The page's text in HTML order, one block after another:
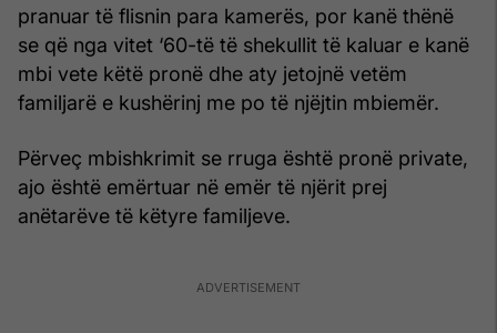
pranuar të flisnin para kamerës, por kanë thënë
se që nga vitet ‘60-të të shekullit të kaluar e kanë
mbi vete këtë pronë dhe aty jetojnë vetëm
familjarë e kushërinj me po të njëjtin mbiemër.
Përveç mbishkrimit se rruga është pronë private,
ajo është emërtuar në emër të njërit prej
anëtarëve të këtyre familjeve.